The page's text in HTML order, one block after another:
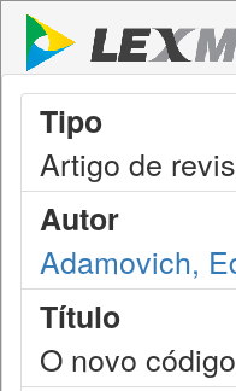
Tipo
Artigo de
Autor
Adamovich,
Título
O novo